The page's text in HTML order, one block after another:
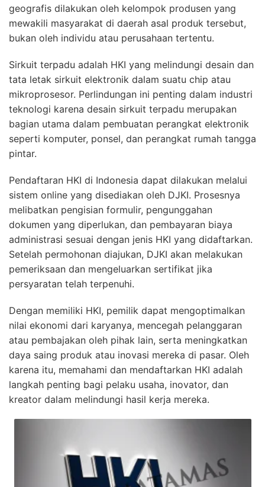
geografis dilakukan oleh kelompok produsen yang
mewakili masyarakat di daerah asal produk tersebut,
bukan oleh individu atau perusahaan tertentu.
Sirkuit terpadu adalah HKI yang melindungi desain dan
tata letak sirkuit elektronik dalam suatu chip atau
mikroprosesor. Perlindungan ini penting dalam industri
teknologi karena desain sirkuit terpadu merupakan
bagian utama dalam pembuatan perangkat elektronik
seperti komputer, ponsel, dan perangkat rumah tangga
pintar.
Pendaftaran HKI di Indonesia dapat dilakukan melalui
sistem online yang disediakan oleh DJKI. Prosesnya
melibatkan pengisian formulir, pengunggahan
dokumen yang diperlukan, dan pembayaran biaya
administrasi sesuai dengan jenis HKI yang didaftarkan.
Setelah permohonan diajukan, DJKI akan melakukan
pemeriksaan dan mengeluarkan sertifikat jika
persyaratan telah terpenuhi.
Dengan memiliki HKI, pemilik dapat mengoptimalkan
nilai ekonomi dari karyanya, mencegah pelanggaran
atau pembajakan oleh pihak lain, serta meningkatkan
daya saing produk atau inovasi mereka di pasar. Oleh
karena itu, memahami dan mendaftarkan HKI adalah
langkah penting bagi pelaku usaha, inovator, dan
kreator dalam melindungi hasil kerja mereka.